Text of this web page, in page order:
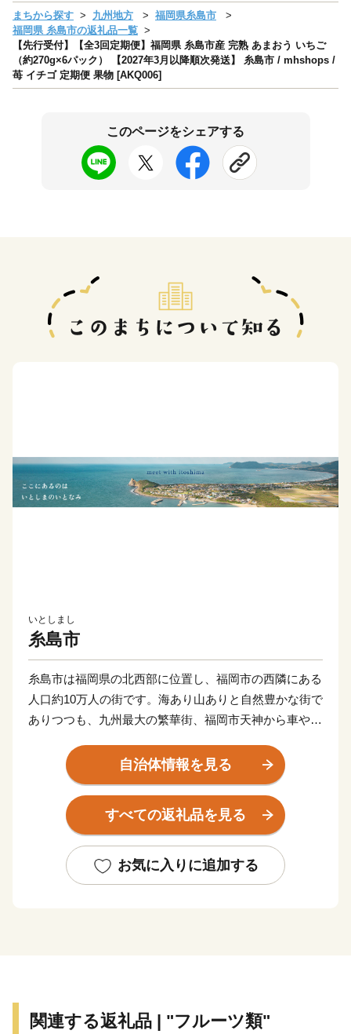
まちから探す 九州地方
福岡県糸島市
福岡県 糸島市の返礼品一覧
【先行受付】【全3回定期便】福岡県 糸島市産 完熟 あまおう いちご
（約270g×6パック） 【2027年3月以降順次発送】 糸島市 / mhshops /
苺 イチゴ 定期便 果物 [AKQ006]
このページをシェアする
いとしまし
糸島市
糸島市は福岡県の北西部に位置し、福岡市の西隣にある
人口約10万人の街です。海あり山ありと自然豊かな街で
ありつつも、九州最大の繁華街、福岡市天神から車や電
近年は「移住したいまちランキング」でも上位に入るこ
ともあり、移住してこられる方も多くなりました。会社
員だけでなく、芸術家等の創作活動の場としても多くの
また、糸島野菜、果物や糸島牛、豚などは東京の飲食店
いレストランやカフェ、数多くのイベント等、四季を通
自治体情報を見る
すべての返礼品を見る
お気に入りに追加する
関連する返礼品 | "フルーツ類"